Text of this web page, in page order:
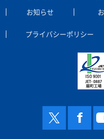
お知らせ
プライバシーポリシー